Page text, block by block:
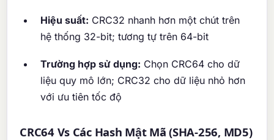
Hiệu suất: CRC32 nhanh hơn một chút trên
hệ thống 32-bit; tương tự trên 64-bit
Trường hợp sử dụng: Chọn CRC64 cho dữ
liệu quy mô lớn; CRC32 cho dữ liệu nhỏ hơn
với ưu tiên tốc độ
CRC64 Vs Các Hash Mật Mã (SHA-256, MD5)